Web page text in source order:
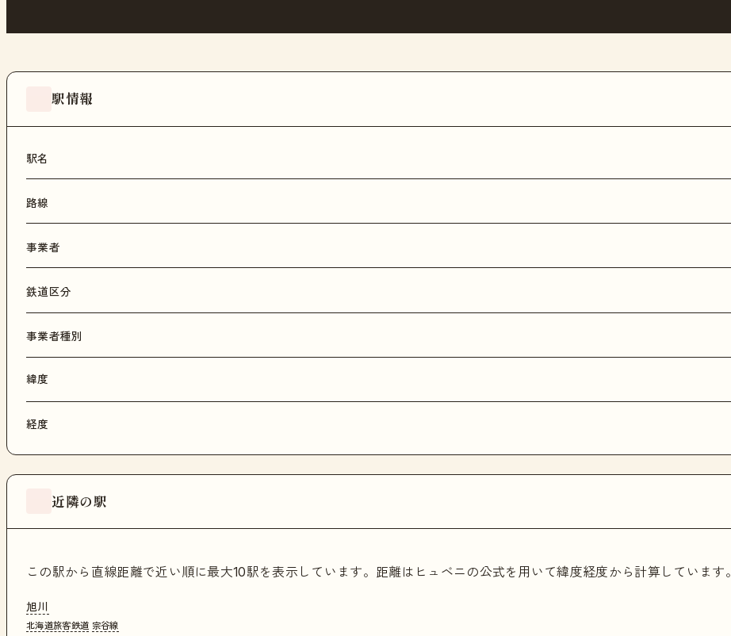
駅情報
駅名
路線
事業者
鉄道区分
事業者種別
緯度
経度
近隣の駅
この駅から直線距離で近い順に最大10駅を表示しています。距離はヒュベニの公式を用いて緯度経度から計算しています。
旭川
北海道旅客鉄道 宗谷線